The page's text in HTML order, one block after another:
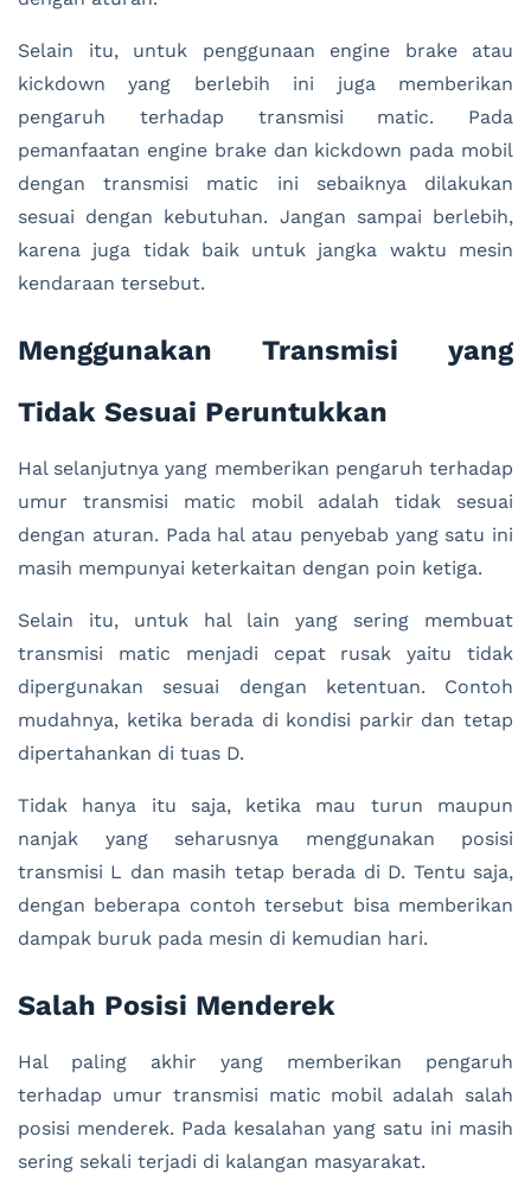
Selain itu, untuk penggunaan engine brake atau
kickdown yang berlebih ini juga memberikan
pengaruh terhadap transmisi matic. Pada
pemanfaatan engine brake dan kickdown pada mobil
dengan transmisi matic ini sebaiknya dilakukan
sesuai dengan kebutuhan. Jangan sampai berlebih,
karena juga tidak baik untuk jangka waktu mesin
kendaraan tersebut.
Menggunakan Transmisi yang
Tidak Sesuai Peruntukkan
Hal selanjutnya yang memberikan pengaruh terhadap
umur transmisi matic mobil adalah tidak sesuai
dengan aturan. Pada hal atau penyebab yang satu ini
masih mempunyai keterkaitan dengan poin ketiga.
Selain itu, untuk hal lain yang sering membuat
transmisi matic menjadi cepat rusak yaitu tidak
dipergunakan sesuai dengan ketentuan. Contoh
mudahnya, ketika berada di kondisi parkir dan tetap
dipertahankan di tuas D.
Tidak hanya itu saja, ketika mau turun maupun
nanjak yang seharusnya menggunakan posisi
transmisi L dan masih tetap berada di D. Tentu saja,
dengan beberapa contoh tersebut bisa memberikan
dampak buruk pada mesin di kemudian hari.
Salah Posisi Menderek
Hal paling akhir yang memberikan pengaruh
terhadap umur transmisi matic mobil adalah salah
posisi menderek. Pada kesalahan yang satu ini masih
sering sekali terjadi di kalangan masyarakat.